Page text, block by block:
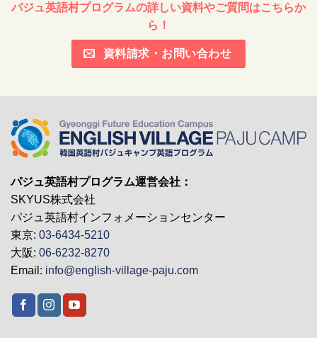
パジュ英語村プログラムの詳しい資料やご質問はこちらか
ら！
資料請求・お問い合わせ
パジュ英語村プログラム運営会社：
SKYUS株式会社
パジュ英語村インフォメーションセンター
東京: 03-6434-5210
大阪: 06-6232-8270
Email: info@english-village-paju.com